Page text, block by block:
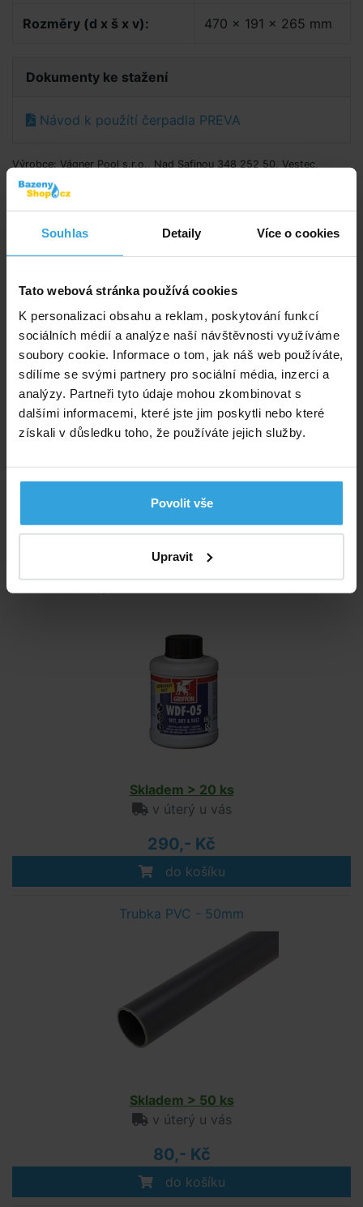
Souhlas Detaily Více o cookies
Tato webová stránka používá cookies
K personalizaci obsahu a reklam, poskytování funkcí
sociálních médií a analýze naší návštěvnosti využíváme
soubory cookie. Informace o tom, jak náš web používáte,
sdílíme se svými partnery pro sociální média, inzerci a
analýzy. Partneři tyto údaje mohou zkombinovat s
dalšími informacemi, které jste jim poskytli nebo které
získali v důsledku toho, že používáte jejich služby.
Povolit vše
Upravit
Rozměry (d x š x v): 470 x 191 x 265 mm
Dokumenty ke stažení
Návod k použítí čerpadla PREVA
Výrobce: Vágner Pool s.r.o., Nad Safinou 348 252 50, Vestec,
info@vagnerpool.com
Doporučené příslušenství (6)
Čistič Griffon 125ml
v úterý u vás
Skladem > 20 ks
v úterý u vás
290,- Kč
do košíku
Trubka PVC - 50mm
Skladem > 50 ks
v úterý u vás
80,- Kč
do košíku